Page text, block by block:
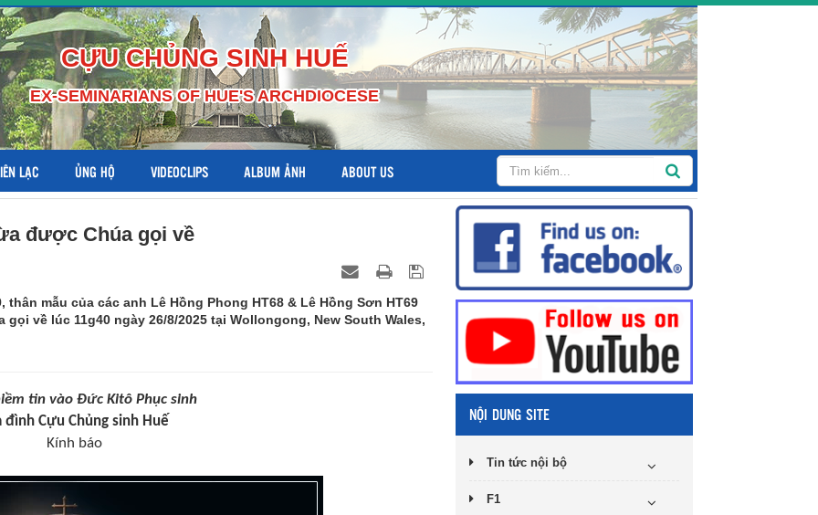
CỰU CHỦNG SINH HUẾ
EX-SEMINARIANS OF HUE'S ARCHDIOCESE
LẠC ỦNG HỘ VIDEOCLIPS ALBUM ẢNH ABOUT US
được Chúa gọi về
mẫu của các anh Lê Hồng Phong HT68 & Lê Hồng Sơn HT69
về lúc 11g40 ngày 26/8/2025 tại Wollongong, New South Wales,
tin vào Đức Kitô Phục sinh
đình Cựu Chủng sinh Huế
Kính báo
NỘI DUNG SITE
Tin tức nội bộ
F1